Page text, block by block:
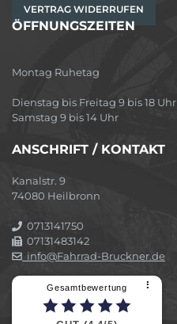
VERTRAG WIDERRUFEN
ÖFFNUNGSZEITEN
Montag Ruhetag
Dienstag bis Freitag 9 bis 18 Uhr
Samstag 9 bis 14 Uhr
ANSCHRIFT / KONTAKT
Kanalstr. 9
74080 Heilbronn
0713141750
07131483142
info@Fahrrad-Bruckner.de
Gesamtbewertung ⠇